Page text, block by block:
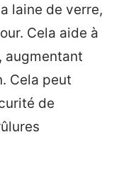
laine de verre,
Cela aide à
augmentant
Cela peut
de